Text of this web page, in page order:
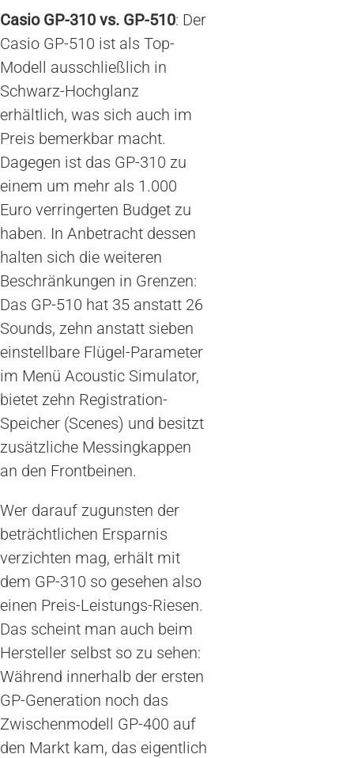
Casio GP-310 vs. GP-510: Der
Casio GP-510 ist als Top-
Modell ausschließlich in
Schwarz-Hochglanz
erhältlich, was sich auch im
Preis bemerkbar macht.
Dagegen ist das GP-310 zu
einem um mehr als 1.000
Euro verringerten Budget zu
haben. In Anbetracht dessen
halten sich die weiteren
Beschränkungen in Grenzen:
Das GP-510 hat 35 anstatt 26
Sounds, zehn anstatt sieben
einstellbare Flügel-Parameter
im Menü Acoustic Simulator,
bietet zehn Registration-
Speicher (Scenes) und besitzt
zusätzliche Messingkappen
an den Frontbeinen.
Wer darauf zugunsten der
beträchtlichen Ersparnis
verzichten mag, erhält mit
dem GP-310 so gesehen also
einen Preis-Leistungs-Riesen.
Das scheint man auch beim
Hersteller selbst so zu sehen:
Während innerhalb der ersten
GP-Generation noch das
Zwischenmodell GP-400 auf
den Markt kam, das eigentlich